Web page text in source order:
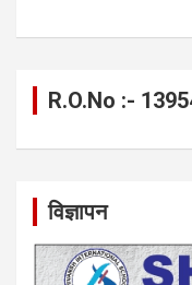
R.O.No :-
विज्ञापन